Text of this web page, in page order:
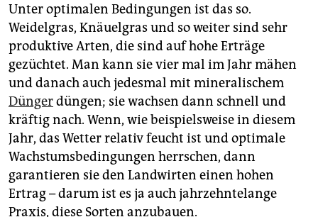
Unter optimalen Bedingungen ist das so.
Weidelgras, Knäuelgras und so weiter sind sehr
produktive Arten, die sind auf hohe Erträge
gezüchtet. Man kann sie vier mal im Jahr mähen
und danach auch jedesmal mit mineralischem
Düngerdüngen; sie wachsen dann schnell und
kräftig nach. Wenn, wie beispielsweise in diesem
Jahr, das Wetter relativ feucht ist und optimale
Wachstumsbedingungen herrschen, dann
garantieren sie den Landwirten einen hohen
Ertrag – darum ist es ja auch jahrzehntelange
Praxis, diese Sorten anzubauen.